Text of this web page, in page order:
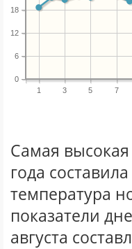
1 3 5 7
0
6
12
18
Самая высокая
года составила
температура
показатели
августа